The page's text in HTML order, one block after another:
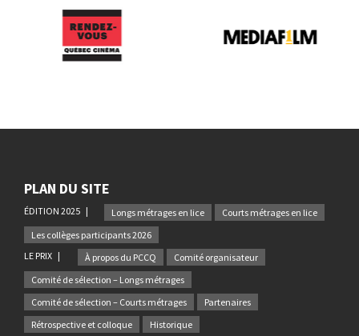
PLAN DU SITE
ÉDITION 2025 Longs métrages en lice
Courts métrages en lice
Les collèges participants 2026
LE PRIX
À propos du PCCQ
Comité organisateur
Comité de sélection – Longs métrages
Comité de sélection – Courts métrages
Partenaires
Rétrospective et colloque
Historique